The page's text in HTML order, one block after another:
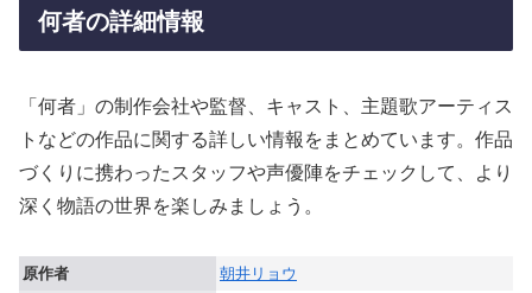
何者の詳細情報
「何者」の制作会社や監督、キャスト、主題歌アーティス
トなどの作品に関する詳しい情報をまとめています。作品
づくりに携わったスタッフや声優陣をチェックして、より
深く物語の世界を楽しみましょう。
原作者
朝井リョウ